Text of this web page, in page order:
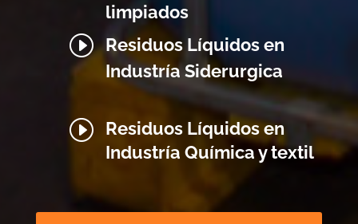
limpiados
I
Residuos Líquidos en
Industría Siderurgica
I
Residuos Líquidos en
Industría Química y textil